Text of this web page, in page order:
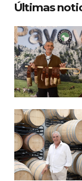
Últimas